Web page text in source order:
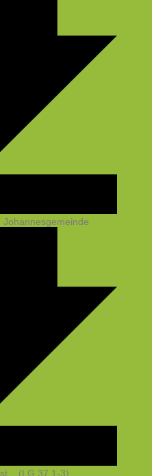
Johannesgemeinde
(LG 37,1-3)